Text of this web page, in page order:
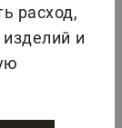
расход,
и